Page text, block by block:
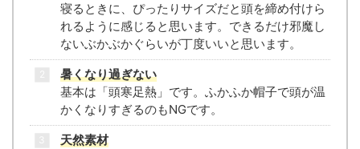
寝るときに、ぴったりサイズだと頭を締め付けら
れるように感じると思います。できるだけ邪魔し
ないぶかぶかぐらいが丁度いいと思います。
暑くなり過ぎない
基本は「頭寒足熱」です。ふかふか帽子で頭が温
かくなりすぎるのもNGです。
天然素材